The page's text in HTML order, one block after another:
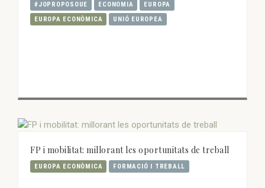
#JOPROPOSOUE ECONOMIA
EUROPA
EUROPA ECONÒMICA
UNIÓ EUROPEA
FP i mobilitat: millorant les oportunitats de treball
EUROPA ECONÒMICA FORMACIÓ I TREBALL